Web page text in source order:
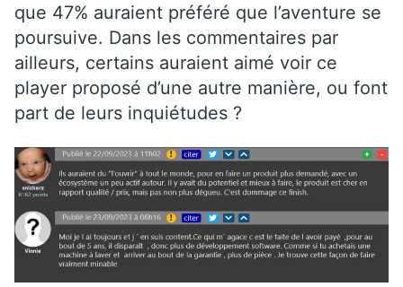
que 47% auraient préféré que l’aventure se
poursuive. Dans les commentaires par
ailleurs, certains auraient aimé voir ce
player proposé d’une autre manière, ou font
part de leurs inquiétudes ?